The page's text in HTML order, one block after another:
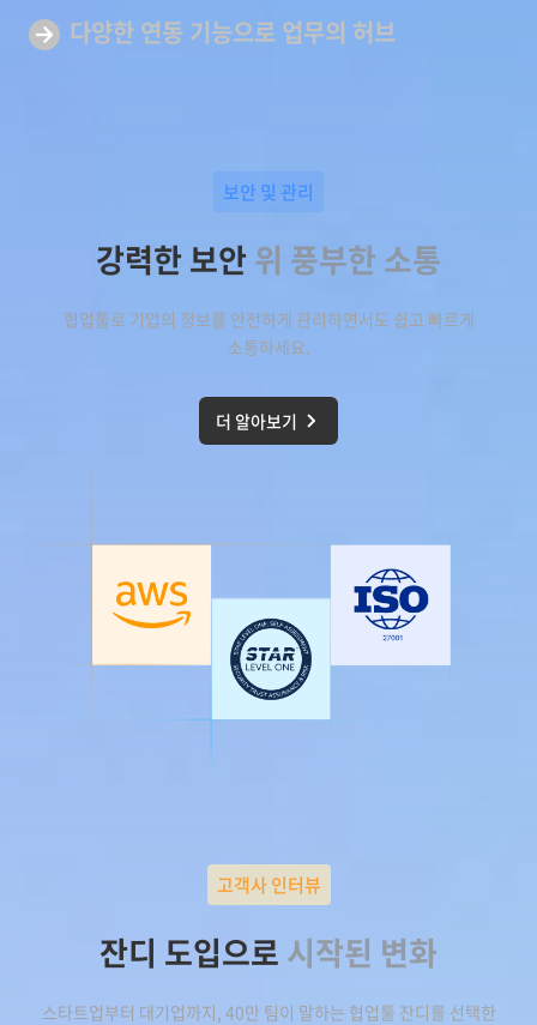
다양한 연동 기능으로 업무의 허브
보안 및 관리
강력한 보안위 풍부한 소통
협업툴로 기업의 정보를 안전하게 관리하면서도 쉽고 빠르게
소통하세요.
더 알아보기
고객사 인터뷰
잔디 도입으로 시작된 변화
스타트업부터 대기업까지, 40만 팀이 말하는 협업툴 잔디를 선택한